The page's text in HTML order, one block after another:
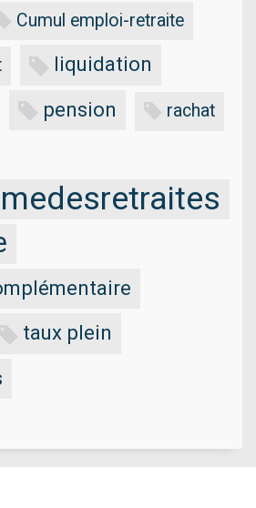
Cumul emploi-retraite
liquidation
pension rachat
taux plein